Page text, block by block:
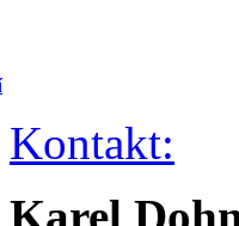
Kontakt:
Karel